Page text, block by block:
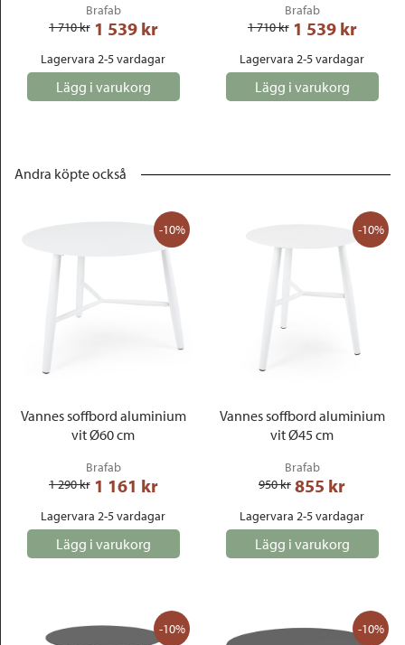
Brafab
1 710 kr 1 539 kr
Lagervara 2-5 vardagar
Lägg i varukorg
Brafab
1 710 kr 1 539 kr
Lagervara 2-5 vardagar
Lägg i varukorg
Andra köpte också
-10%
Vannes soffbord aluminium
vit Ø60 cm
Brafab
1 290 kr 1 161 kr
Lagervara 2-5 vardagar
Lägg i varukorg
-10%
Vannes soffbord aluminium
vit Ø45 cm
Brafab
950 kr 855 kr
Lagervara 2-5 vardagar
Lägg i varukorg
-10% -10%